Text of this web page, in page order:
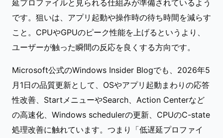
延プロファイルと見られる仕組みが準備されているよう
です。狙いは、アプリ起動や操作時の待ち時間を減らす
こと。CPUやGPUのピーク性能を上げるというより、
ユーザーが触った瞬間の反応を良くする方向です。
Microsoft公式のWindows Insider Blogでも、2026年5
月1日の品質更新として、OSやアプリ起動まわりの応答
性改善、StartメニューやSearch、Action Centerなど
の高速化、Windows schedulerの更新、CPUのC-state
処理改善に触れています。つまり「低遅延プロファイ